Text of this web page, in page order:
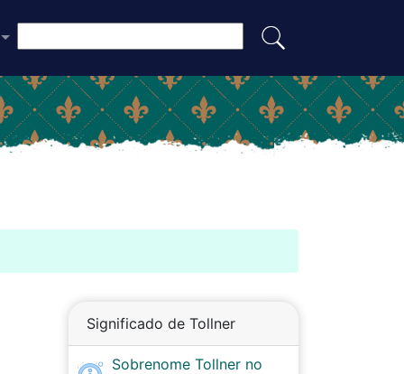
Significado de Tollner
Sobrenome Tollner no